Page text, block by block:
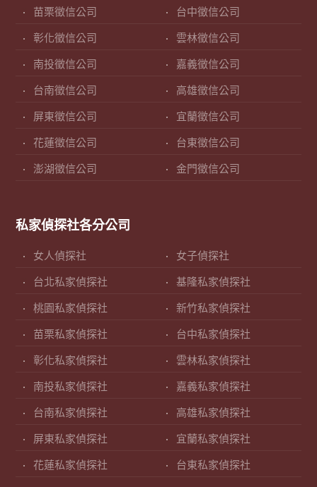
苗栗徵信公司 台中徵信公司
彰化徵信公司 雲林徵信公司
南投徵信公司 嘉義徵信公司
台南徵信公司 高雄徵信公司
屏東徵信公司 宜蘭徵信公司
花蓮徵信公司 台東徵信公司
澎湖徵信公司 金門徵信公司
私家偵探社各分公司
女人偵探社 女子偵探社
台北私家偵探社 基隆私家偵探社
桃園私家偵探社 新竹私家偵探社
苗栗私家偵探社 台中私家偵探社
彰化私家偵探社 雲林私家偵探社
南投私家偵探社 嘉義私家偵探社
台南私家偵探社 高雄私家偵探社
屏東私家偵探社 宜蘭私家偵探社
花蓮私家偵探社 台東私家偵探社